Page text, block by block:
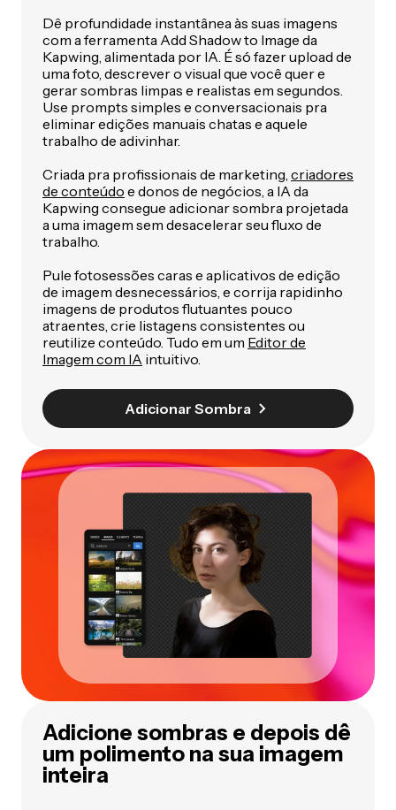
Dê profundidade instantânea às suas imagens
com a ferramenta Add Shadow to Image da
Kapwing, alimentada por IA. É só fazer upload de
uma foto, descrever o visual que você quer e
gerar sombras limpas e realistas em segundos.
Use prompts simples e conversacionais pra
eliminar edições manuais chatas e aquele
trabalho de adivinhar.
Criada pra profissionais de marketing, criadores
de conteúdo e donos de negócios, a IA da
Kapwing consegue adicionar sombra projetada
a uma imagem sem desacelerar seu fluxo de
trabalho.
Pule fotosessões caras e aplicativos de edição
de imagem desnecessários, e corrija rapidinho
imagens de produtos flutuantes pouco
atraentes, crie listagens consistentes ou
reutilize conteúdo. Tudo em um Editor de
Imagem com IA intuitivo.
Adicionar Sombra
Adicione sombras e depois dê
um polimento na sua imagem
inteira